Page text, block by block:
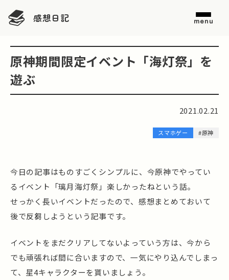
感想日記 menu
原神期間限定イベント「海灯祭」を
遊ぶ
2021.02.21
スマホゲー #原神
今日の記事はものすごくシンプルに、今原神でやってい
るイベント「璃月海灯祭」楽しかったねという話。
せっかく長いイベントだったので、感想まとめておいて
後で反芻しようという記事です。
イベントをまだクリアしてないよっていう方は、今から
でも頑張れば間に合いますので、一気にやり込んでしまっ
て、星4キャラクターを貰いましょう。